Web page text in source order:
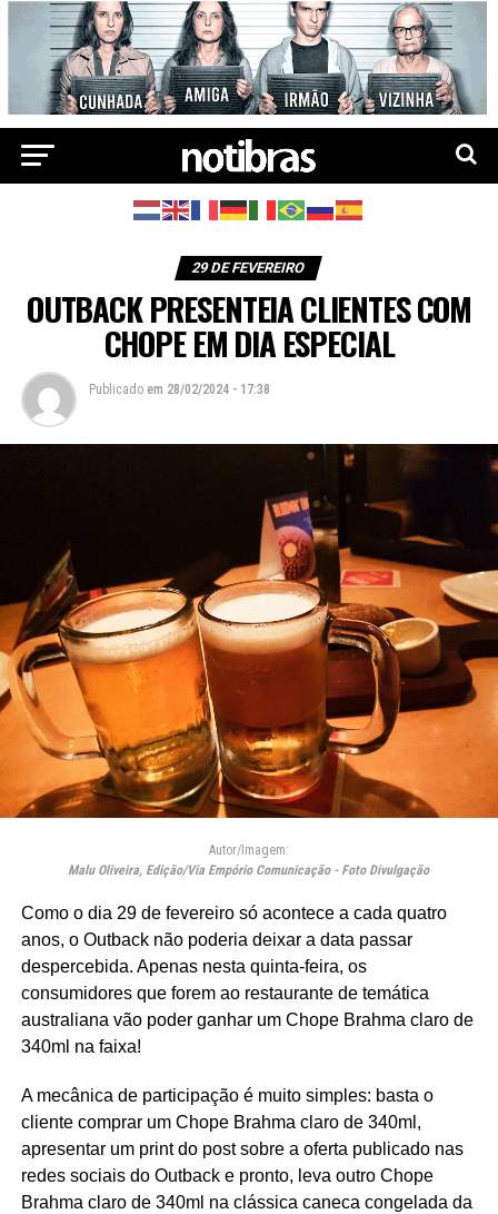
29 DE FEVEREIRO
OUTBACK PRESENTEIA CLIENTES COM
CHOPE EM DIA ESPECIAL
Publicado em 28/02/2024 - 17:38
Autor/Imagem:
Malu Oliveira, Edição/Via Empório Comunicação - Foto Divulgação
Como o dia 29 de fevereiro só acontece a cada quatro
anos, o Outback não poderia deixar a data passar
despercebida. Apenas nesta quinta-feira, os
consumidores que forem ao restaurante de temática
australiana vão poder ganhar um Chope Brahma claro de
340ml na faixa!
A mecânica de participação é muito simples: basta o
cliente comprar um Chope Brahma claro de 340ml,
apresentar um print do post sobre a oferta publicado nas
redes sociais do Outback e pronto, leva outro Chope
Brahma claro de 340ml na clássica caneca congelada da